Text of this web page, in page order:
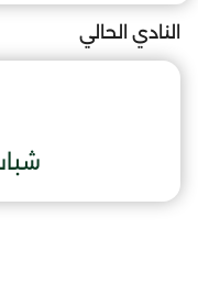
النادي الحالي